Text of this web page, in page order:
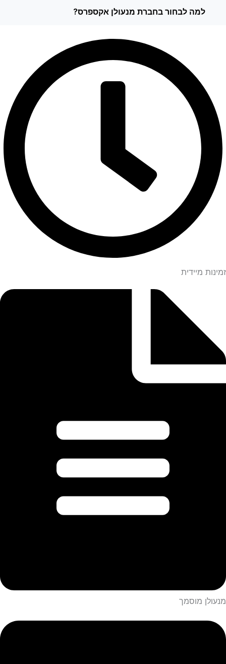
למה לבחור בחברת מנעולן אקספרס?
זמינות מיידית
מנעולן מוסמך